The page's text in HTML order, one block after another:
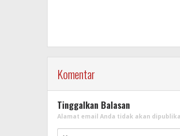
Komentar
Tinggalkan Balasan
Alamat email Anda tidak akan